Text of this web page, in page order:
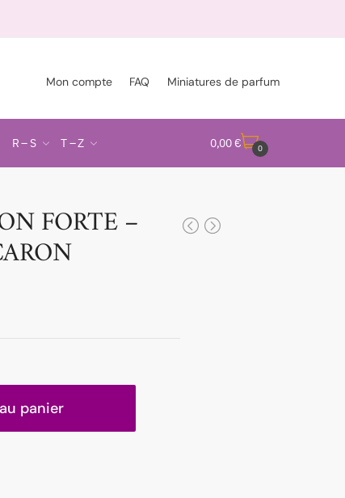
Mon compte FAQ Miniatures de parfum
R – S T – Z 0,00 € 0
FORTE –
panier